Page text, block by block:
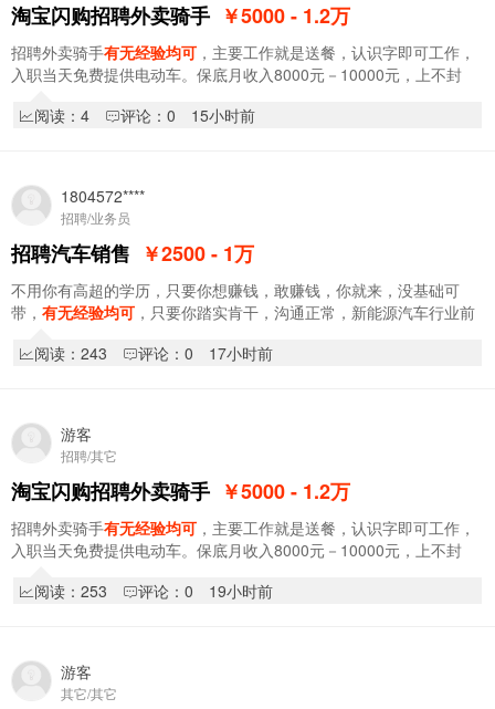
淘宝闪购招聘外卖骑手 ￥5000 - 1.2万
招聘外卖骑手有无经验均可 ，主要工作就是送餐，认识字即可工作，
入职当天免费提供电动车。保底月收入8000元－10000元，上不封
阅读：4
评论：0 15小时前
1804572****
招聘/业务员
招聘汽车销售 ￥2500 - 1万
不用你有高超的学历，只要你想赚钱，敢赚钱，你就来，没基础可
带， 有无经验均可 ，只要你踏实肯干，沟通正常，新能源汽车行业前
阅读：243
评论：0 17小时前
游客
招聘/其它
淘宝闪购招聘外卖骑手 ￥5000 - 1.2万
招聘外卖骑手有无经验均可 ，主要工作就是送餐，认识字即可工作，
入职当天免费提供电动车。保底月收入8000元－10000元，上不封
阅读：253
评论：0 19小时前
游客
其它/其它